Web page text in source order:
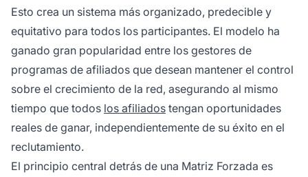
Esto crea un sistema más organizado, predecible y
equitativo para todos los participantes. El modelo ha
ganado gran popularidad entre los gestores de
programas de afiliados que desean mantener el control
sobre el crecimiento de la red, asegurando al mismo
tiempo que todos los afiliados tengan oportunidades
reales de ganar, independientemente de su éxito en el
reclutamiento.
El principio central detrás de una Matriz Forzada es